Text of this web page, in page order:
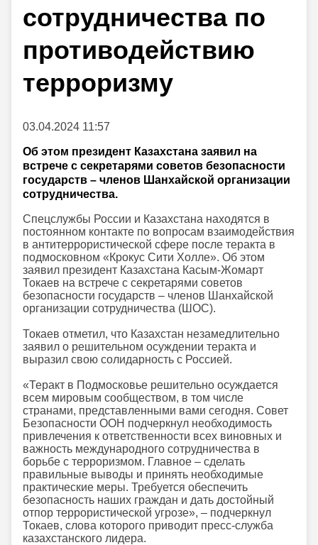
сотрудничества по
противодействию
терроризму
03.04.2024 11:57
Об этом президент Казахстана заявил на
встрече с секретарями советов безопасности
государств – членов Шанхайской организации
сотрудничества.
Спецслужбы России и Казахстана находятся в
постоянном контакте по вопросам взаимодействия
в антитеррористической сфере после теракта в
подмосковном «Крокус Сити Холле». Об этом
заявил президент Казахстана Касым-Жомарт
Токаев на встрече с секретарями советов
безопасности государств – членов Шанхайской
организации сотрудничества (ШОС).
Токаев отметил, что Казахстан незамедлительно
заявил о решительном осуждении теракта и
выразил свою солидарность с Россией.
«Теракт в Подмосковье решительно осуждается
всем мировым сообществом, в том числе
странами, представленными вами сегодня. Совет
Безопасности ООН подчеркнул необходимость
привлечения к ответственности всех виновных и
важность международного сотрудничества в
борьбе с терроризмом. Главное – сделать
правильные выводы и принять необходимые
практические меры. Требуется обеспечить
безопасность наших граждан и дать достойный
отпор террористической угрозе», – подчеркнул
Токаев, слова которого приводит пресс-служба
казахстанского лидера.